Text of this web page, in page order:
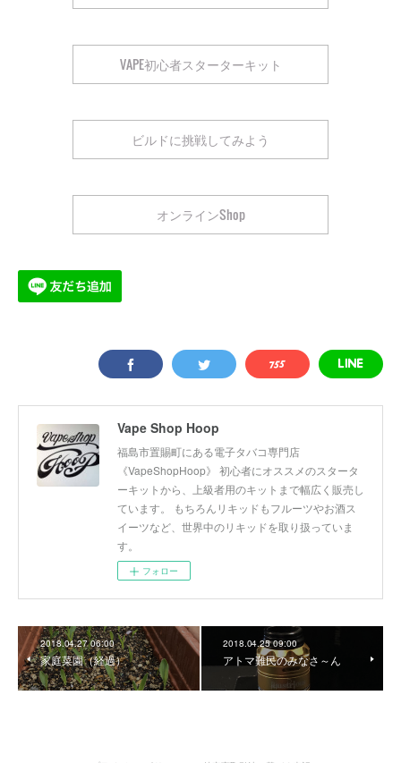
VAPE初心者スターターキット
ビルドに挑戦してみよう
オンラインShop
Vape Shop Hoop
福島市置賜町にある電子タバコ専門店
《VapeShopHoop》 初心者にオススメのスタータ
ーキットから、上級者用のキットまで幅広く販売し
ています。 もちろんリキッドもフルーツやお酒ス
イーツなど、世界中のリキッドを取り扱っていま
す。
フォロー
2018.04.27 06:00
家庭菜園（経過）
2018.04.25 09:00
アトマ難民のみなさ～ん